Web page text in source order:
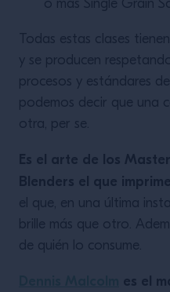
o más Single Grain
Todas estas clases
y se producen
procesos y estándares
podemos decir que una
otra, per se.
Es el arte de los
Blenders el que
el que, en una última
brille más que otro.
de quién lo consume.
es el